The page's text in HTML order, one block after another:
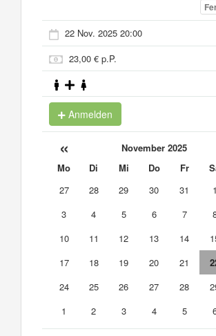
22 Nov. 2025 20:00
23,00 € p.P.
Anmelden
« November 2025
Mo Di Mi Do Fr
27
28 29 30 31 1
3
4 5 6 7
10
11 12 13 14
17
18 19 20 21
24
25 26 27 28
1
2 3 4 5